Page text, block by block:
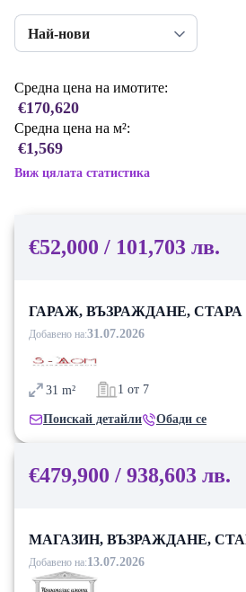
Най-нови
Средна цена на имотите:
€170,620
Средна цена на м²:
€1,569
Виж цялата статистика
€52,000 / 101,703 лв.
ГАРАЖ, ВЪЗРАЖДАНЕ, СТАРА
Добавено на:31.07.2026
31 m² 1 от 7
Поискай детайли Обади се
€479,900 / 938,603 лв.
МАГАЗИН, ВЪЗРАЖДАНЕ,
Добавено на:13.07.2026